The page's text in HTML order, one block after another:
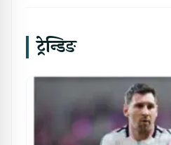
ट्रेन्डिङ